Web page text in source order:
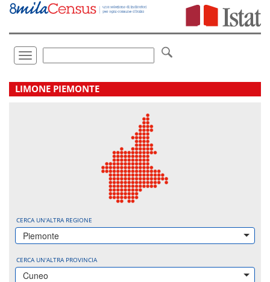
Vai
direttamente
Toggle
navigation
LIMONE PIEMONTE
CERCA UN'ALTRA REGIONE
Piemonte
CERCA UN'ALTRA PROVINCIA
Cuneo